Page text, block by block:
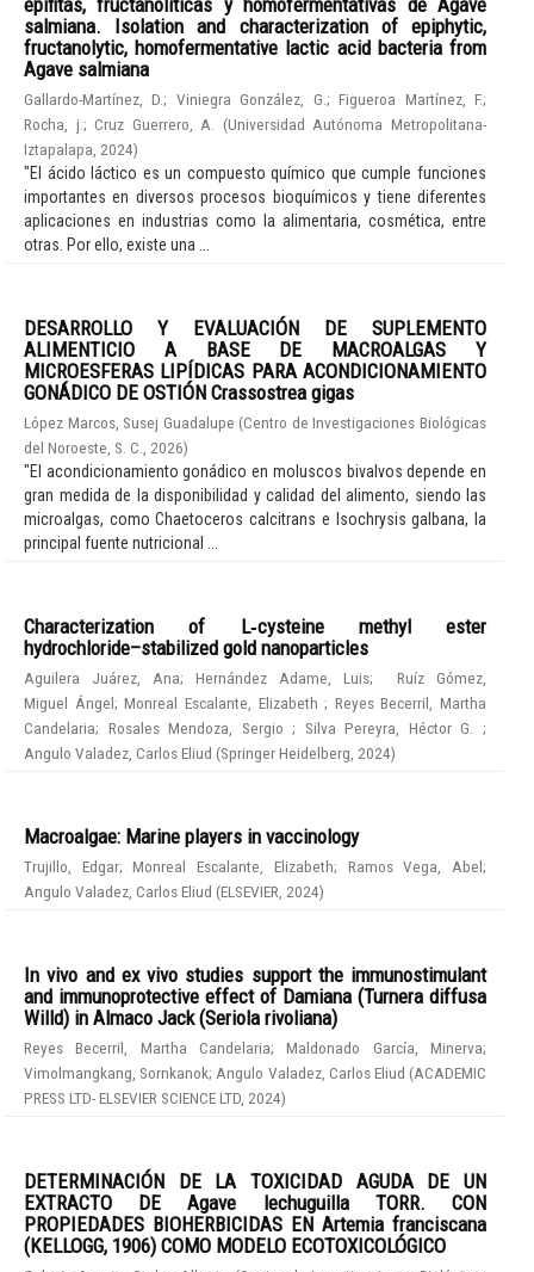
salmiana. Isolation and characterization of epiphytic,
fructanolytic, homofermentative lactic acid bacteria from
Agave salmiana
Gallardo-Martínez, D.; Viniegra González, G. ;Figueroa Martínez, F.;
Rocha, j. ;Cruz Guerrero, A. (Universidad Autónoma Metropolitana-
Iztapalapa 2024)
"El ácido láctico es un compuesto químico que cumple funciones
importantes en diversos procesos bioquímicos y tiene diferentes
aplicaciones en industrias como la alimentaria, cosmética, entre
otras. Por ello, existe una ...
DESARROLLO Y EVALUACIÓN DE SUPLEMENTO
ALIMENTICIO A BASE DE MACROALGAS Y
MICROESFERAS LIPÍDICAS PARA ACONDICIONAMIENTO
GONÁDICO DE OSTIÓN Crassostrea gigas
López Marcos, Susej Guadalupe (Centro de Investigaciones Biológicas
del Noroeste, S. C.
2026)
"El acondicionamiento gonádico en moluscos bivalvos depende en
gran medida de la disponibilidad y calidad del alimento, siendo las
microalgas, como Chaetoceros calcitrans e Isochrysis galbana, la
principal fuente nutricional ...
Characterization of L‑cysteine methyl ester
hydrochloride–stabilized gold nanoparticles
Aguilera Juárez, Ana; Hernández Adame, Luis;
Ruíz Gómez,
Miguel Ángel;Monreal Escalante, Elizabeth; Reyes Becerril, Martha
Candelaria; Rosales Mendoza, Sergio; Silva Pereyra, Héctor G.;
Angulo Valadez, Carlos Eliud (Springer Heidelberg 2024)
Macroalgae: Marine players in vaccinology
Trujillo, Edgar;Monreal Escalante, Elizabeth; Ramos Vega, Abel;
Angulo Valadez, Carlos Eliud (ELSEVIER 2024)
In vivo and ex vivo studies support the immunostimulant
and immunoprotective effect of Damiana (Turnera diffusa
Willd) in Almaco Jack (Seriola rivoliana)
Reyes Becerril, Martha Candelaria;Maldonado García, Minerva;
Vimolmangkang, Sornkanok; Angulo Valadez, Carlos Eliud (ACADEMIC
PRESS LTD- ELSEVIER SCIENCE LTD 2024)
DETERMINACIÓN DE LA TOXICIDAD AGUDA DE UN
EXTRACTO DE Agave lechuguilla TORR. CON
PROPIEDADES BIOHERBICIDAS EN Artemia franciscana
(KELLOGG, 1906) COMO MODELO ECOTOXICOLÓGICO